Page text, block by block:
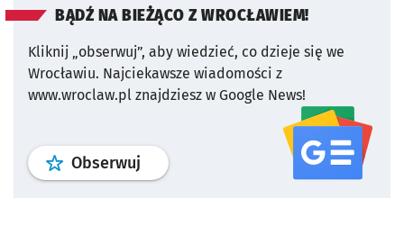
BĄDŹ NA BIEŻĄCO Z WROCŁAWIEM!
Kliknij „obserwuj”, aby wiedzieć, co dzieje się we
Wrocławiu. Najciekawsze wiadomości z
www.wroclaw.pl znajdziesz w Google News!
Obserwuj profil serwisu